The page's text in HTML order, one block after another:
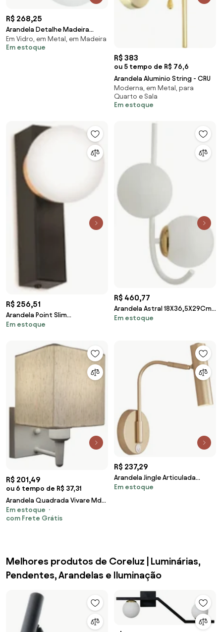
R$ 268,25
Arandela Detalhe Madeira
12X18X14Cm Metal E Globo
Ø10Cm 01Xg9 | Old Ar... (PRETO,
Em Vidro, em Metal, em Madeira
Em estoque
R$ 383
ou 5 tempo de R$ 76,6
Arandela Aluminio String - CRU
Moderna, em Metal, para
Quarto e Sala
Em estoque
R$ 256,51
Arandela Point Slim
09X06X13Cm Globo Ø06Cm
(PRETO, FOSCO (Branco))
Em estoque
R$ 460,77
Arandela Astral 18X36,5X29Cm
2Xg9 Globo Ø12Cm - Usina
Em estoque
R$ 201,49
ou 6 tempo de R$ 37,31
Arandela Quadrada Vivare Md-
2006 Base Branco Cúpula em
Tecido - Bivolt
Em estoque
com Frete Grátis
R$ 237,29
Arandela Jingle Articulada
27X24X11Cm 1Xmr11 C/
Em estoque
Melhores produtos de Coreluz | Luminárias,
Pendentes, Arandelas e Iluminação